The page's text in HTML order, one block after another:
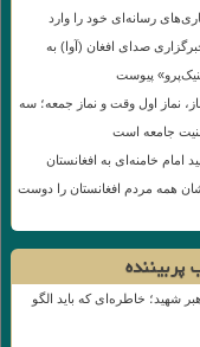
رسانه‌ای خود را وارد
صدای افغان (آوا) به
پیوست
نماز اول وقت و نماز جمعه؛ سه
جامعه است
امام خامنه‌ای به افغانستان
همه مردم افغانستان را دوست
پربیننده
شهید؛ خاطره‌ای که باید الگو